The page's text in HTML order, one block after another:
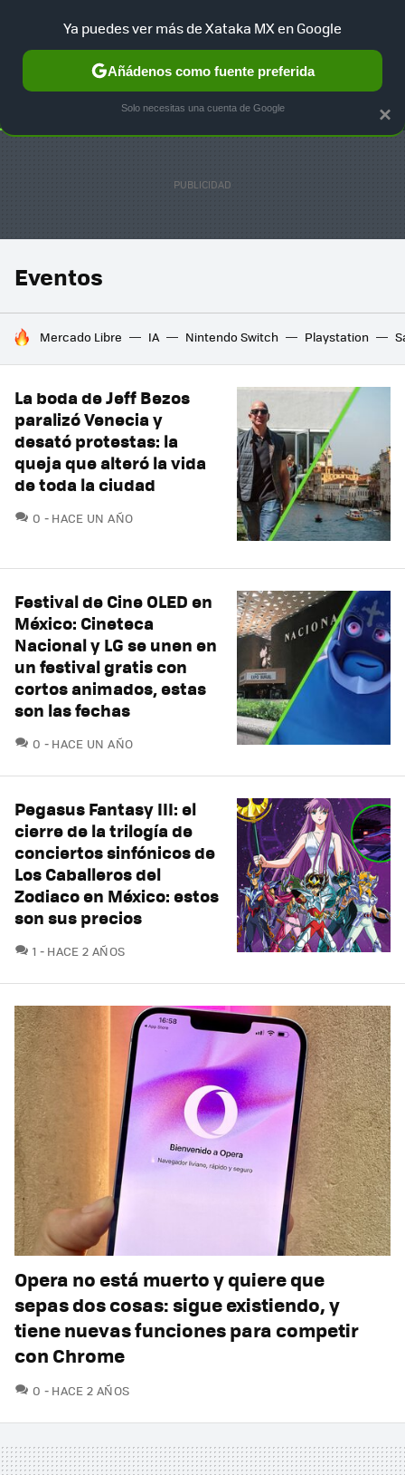
SELECCIÓN GAMING HOME AUTO TERRITORIO
Eventos
HOY SE HABLA DE
Mercado Libre IA Nintendo Switch Playstation
La boda de Jeff Bezos
paralizó Venecia y
desató protestas: la
queja que alteró la vida
de toda la ciudad
0 COMENTARIOS
HACE UN AÑO
Festival de Cine OLED en
México: Cineteca
Nacional y LG se unen en
un festival gratis con
cortos animados, estas
son las fechas
0 COMENTARIOS
HACE UN AÑO
Pegasus Fantasy III: el
cierre de la trilogía de
conciertos sinfónicos de
Los Caballeros del
Zodiaco en México: estos
son sus precios
1 COMENTARIOS
HACE 2 AÑOS
Opera no está muerto y quiere que
sepas dos cosas: sigue existiendo, y
tiene nuevas funciones para competir
con Chrome
0 COMENTARIOS
HACE 2 AÑOS
×
Ya puedes ver más de Xataka MX en Google
Añádenos como fuente preferida
Solo necesitas una cuenta de Google